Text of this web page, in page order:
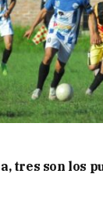
tres son los